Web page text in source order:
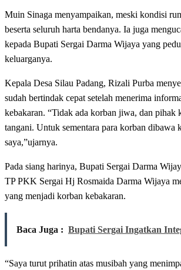
Muin Sinaga menyampaikan, meski kondisi
beserta seluruh harta bendanya. Ia juga
kepada Bupati Sergai Darma Wijaya yang
keluarganya.
Kepala Desa Silau Padang, Rizali Purba
sudah bertindak cepat setelah menerima
kebakaran. “Tidak ada korban jiwa, dan pihak
tangani. Untuk sementara para korban dibawa
saya,”ujarnya.
Pada siang harinya, Bupati Sergai Darma
TP PKK Sergai Hj Rosmaida Darma Wijaya
yang menjadi korban kebakaran.
Baca Juga : Bupati Sergai Ingatkan
“Saya turut prihatin atas musibah yang